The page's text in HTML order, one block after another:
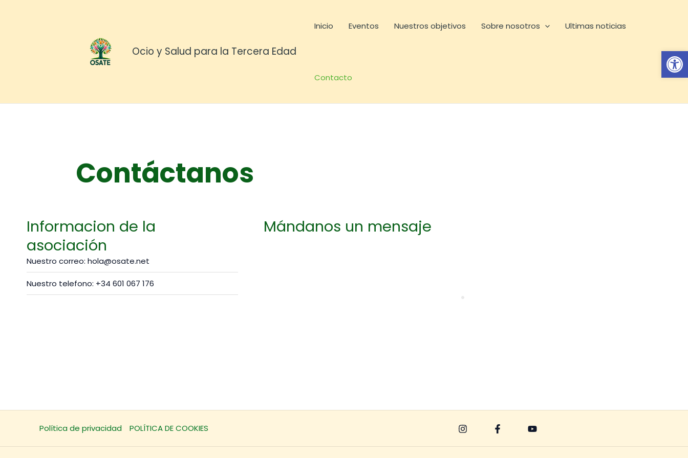
Ocio y Salud para la Tercera Edad
Inicio Eventos Nuestros objetivos Sobre nosotros Ultimas noticias
Contacto
Contáctanos
Informacion de la
asociación
Nuestro correo: hola@osate.net
Nuestro telefono: +34 601 067 176
Mándanos un mensaje
Política de privacidad POLÍTICA DE COOKIES